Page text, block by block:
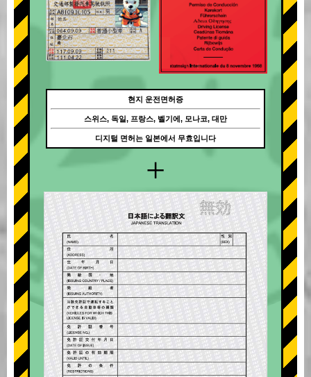
+
현지 운전면허증
스위스, 독일, 프랑스, 벨기에, 모나코, 대만
디지털 면허는 일본에서 무효입니다